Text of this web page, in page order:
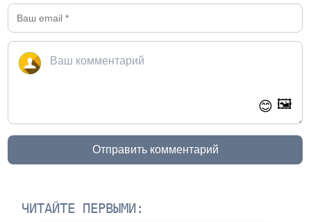
😊 🖼️
Отправить комментарий
ЧИТАЙТЕ ПЕРВЫМИ: